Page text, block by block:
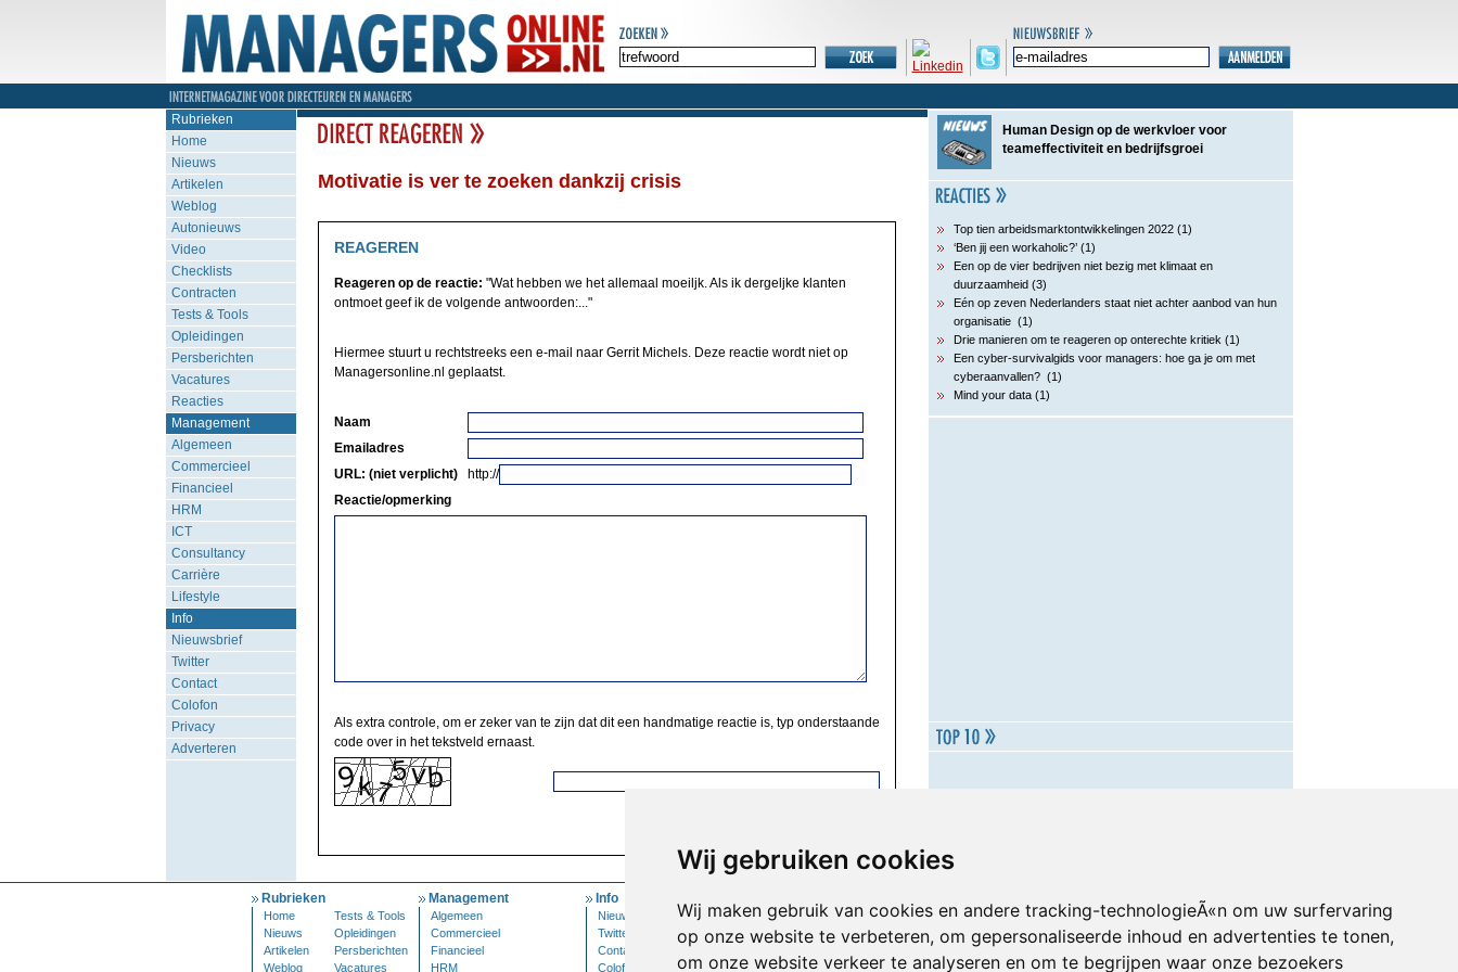
Wij gebruiken cookies
Wij maken gebruik van cookies en andere tracking-technologieÃ«n om uw surfervaring
op onze website te verbeteren, om gepersonaliseerde inhoud en advertenties te tonen,
om onze website verkeer te analyseren en om te begrijpen waar onze bezoekers
Rubrieken
Home
Nieuws
Artikelen
Weblog
Autonieuws
Video
Checklists
Contracten
Tests & Tools
Opleidingen
Persberichten
Vacatures
Reacties
Management
Algemeen
Commercieel
Financieel
HRM
ICT
Consultancy
Carrière
Lifestyle
Info
Nieuwsbrief
Twitter
Contact
Colofon
Privacy
Adverteren
Motivatie is ver te zoeken dankzij crisis
REAGEREN
Reageren op de reactie: "Wat hebben we het allemaal moeiljk. Als ik dergeljke klanten
ontmoet geef ik de volgende antwoorden:..."
Hiermee stuurt u rechtstreeks een e-mail naar Gerrit Michels. Deze reactie wordt niet op
Managersonline.nl geplaatst.
Naam
Emailadres
URL: (niet verplicht)
http://
Reactie/opmerking
Als extra controle, om er zeker van te zijn dat dit een handmatige reactie is, typ onderstaande
code over in het tekstveld ernaast.
Human Design op de werkvloer voor
teameffectiviteit en bedrijfsgroei
Top tien arbeidsmarktontwikkelingen 2022 (1)
‘Ben jij een workaholic?’ (1)
Een op de vier bedrijven niet bezig met klimaat en
duurzaamheid (3)
Eén op zeven Nederlanders staat niet achter aanbod van hun
organisatie (1)
Drie manieren om te reageren op onterechte kritiek (1)
Een cyber-survivalgids voor managers: hoe ga je om met
cyberaanvallen? (1)
Mind your data (1)
Rubrieken
Home
Tests & Tools
Nieuws
Opleidingen
Artikelen
Persberichten
Weblog
Vacatures
Management
Algemeen
Commercieel
Financieel
HRM
Info
Nieuwsbrief
Twitter
Contact
Colofon
Inloggen